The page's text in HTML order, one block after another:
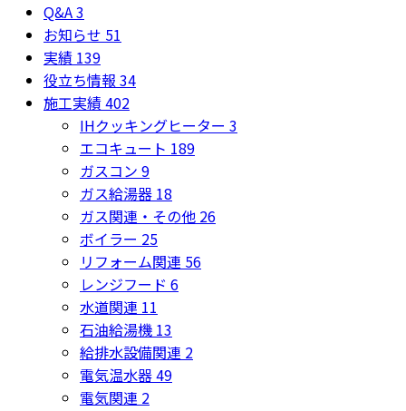
Q&A3
お知らせ 51
実績 139
役立ち情報 34
施工実績402
IHクッキングヒーター 3
エコキュート 189
ガスコン 9
ガス給湯器 18
ガス関連・その他 26
ボイラー 25
リフォーム関連 56
レンジフード 6
水道関連 11
石油給湯機 13
給排水設備関連 2
電気温水器49
電気関連 2